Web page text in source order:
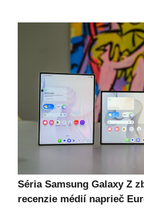
Séria Samsung Galaxy Z
recenzie médií naprieč